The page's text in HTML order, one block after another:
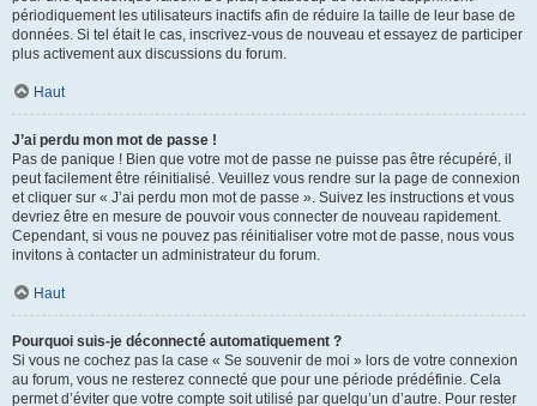
périodiquement les utilisateurs inactifs afin de réduire la taille de leur base de
données. Si tel était le cas, inscrivez-vous de nouveau et essayez de participer
plus activement aux discussions du forum.
Haut
J’ai perdu mon mot de passe !
Pas de panique ! Bien que votre mot de passe ne puisse pas être récupéré, il
peut facilement être réinitialisé. Veuillez vous rendre sur la page de connexion
et cliquer sur « J’ai perdu mon mot de passe ». Suivez les instructions et vous
devriez être en mesure de pouvoir vous connecter de nouveau rapidement.
Cependant, si vous ne pouvez pas réinitialiser votre mot de passe, nous vous
invitons à contacter un administrateur du forum.
Haut
Pourquoi suis-je déconnecté automatiquement ?
Si vous ne cochez pas la case « Se souvenir de moi » lors de votre connexion
au forum, vous ne resterez connecté que pour une période prédéfinie. Cela
permet d’éviter que votre compte soit utilisé par quelqu’un d’autre. Pour rester